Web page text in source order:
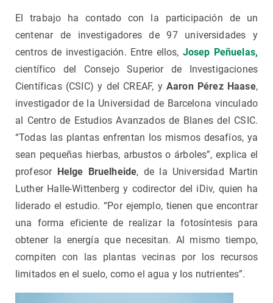
El trabajo ha contado con la participación de un
centenar de investigadores de 97 universidades y
centros de investigación. Entre ellos, Josep Peñuelas,
científico del Consejo Superior de Investigaciones
Científicas (CSIC) y del CREAF, y Aaron Pérez Haase,
investigador de la Universidad de Barcelona vinculado
al Centro de Estudios Avanzados de Blanes del CSIC.
“Todas las plantas enfrentan los mismos desafíos, ya
sean pequeñas hierbas, arbustos o árboles”, explica el
profesor Helge Bruelheide, de la Universidad Martin
Luther Halle-Wittenberg y codirector del iDiv, quien ha
liderado el estudio. “Por ejemplo, tienen que encontrar
una forma eficiente de realizar la fotosíntesis para
obtener la energía que necesitan. Al mismo tiempo,
compiten con las plantas vecinas por los recursos
limitados en el suelo, como el agua y los nutrientes”.